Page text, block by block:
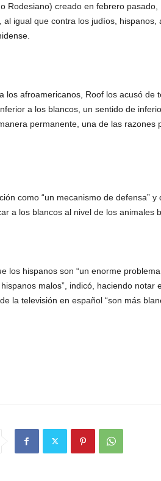
Rodesiano) creado en febrero
al igual que contra los judíos, hispanos,
los afroamericanos, Roof los acusó de
a los blancos, un sentido de
permanente, una de las razones
como “un mecanismo de defensa”
a los blancos al nivel de los animales
los hispanos son “un enorme
malos”, indicó, haciendo notar
la televisión en español “son más